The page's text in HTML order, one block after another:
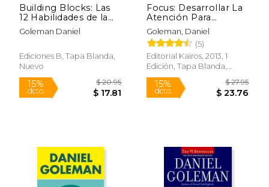
15% 15%
Building Blocks: Las
12 Habilidades de la
Inteligencia
Emocional/ Building
Intelligence: 12
Leadership
Goleman Daniel
Ediciones B, Tapa Blanda,
Nuevo
Focus: Desarrollar La
Atención Para
Alcanzar La
Excelencia
Goleman, Daniel
(5)
Editorial Kairos, 2013, 1
Edición, Tapa Blanda,
Nuevo